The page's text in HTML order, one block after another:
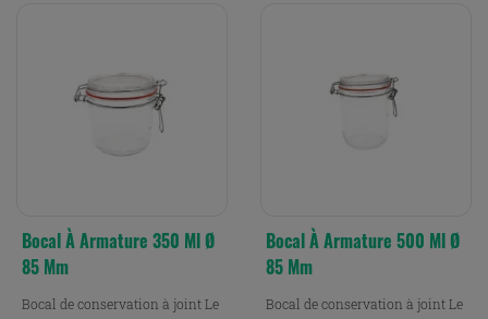
Bocal À Armature 350 Ml Ø
85 Mm
Bocal de conservation à joint Le
Bocal À Armature 500 Ml Ø
85 Mm
Bocal de conservation à joint Le